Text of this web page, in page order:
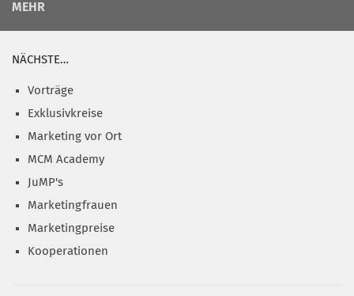
MEHR
NÄCHSTE…
Vorträge
Exklusivkreise
Marketing vor Ort
MCM Academy
JuMP's
Marketingfrauen
Marketingpreise
Kooperationen